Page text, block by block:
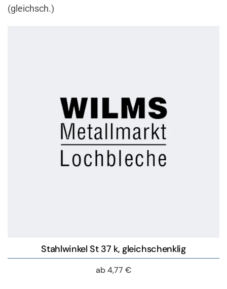
(gleichsch.)
Stahlwinkel St 37 k, gleichschenklig
ab4,77 €